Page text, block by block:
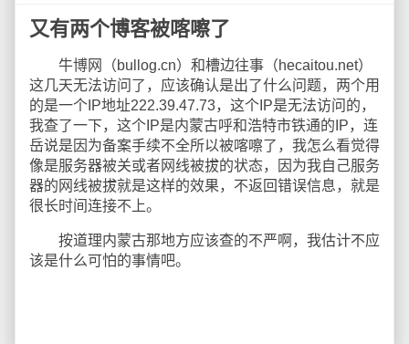
又有两个博客被喀嚓了
牛博网（bullog.cn）和槽边往事（hecaitou.net）
这几天无法访问了，应该确认是出了什么问题，两个用
的是一个IP地址222.39.47.73，这个IP是无法访问的，
我查了一下，这个IP是内蒙古呼和浩特市铁通的IP，连
岳说是因为备案手续不全所以被喀嚓了，我怎么看觉得
像是服务器被关或者网线被拔的状态，因为我自己服务
器的网线被拔就是这样的效果，不返回错误信息，就是
很长时间连接不上。
按道理内蒙古那地方应该查的不严啊，我估计不应
该是什么可怕的事情吧。